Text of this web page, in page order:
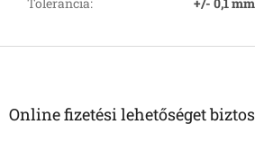
L
Online fizetési lehetőséget